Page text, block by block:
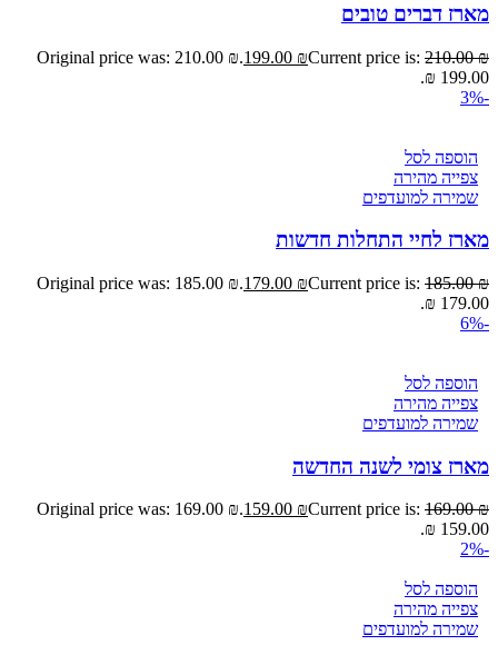
מארז דברים טובים
210.00₪
Original price was: 210.00 ₪.199.00 ₪Current price is:
199.00 ₪.
-3%
הוספה לסל
צפייה מהירה
שמירה למועדפים
מארז לחיי התחלות חדשות
185.00₪
Original price was: 185.00 ₪.179.00 ₪Current price is:
179.00 ₪.
-6%
הוספה לסל
צפייה מהירה
שמירה למועדפים
מארז צומי לשנה החדשה
169.00₪
Original price was: 169.00 ₪.159.00 ₪Current price is:
159.00 ₪.
-2%
הוספה לסל
צפייה מהירה
שמירה למועדפים